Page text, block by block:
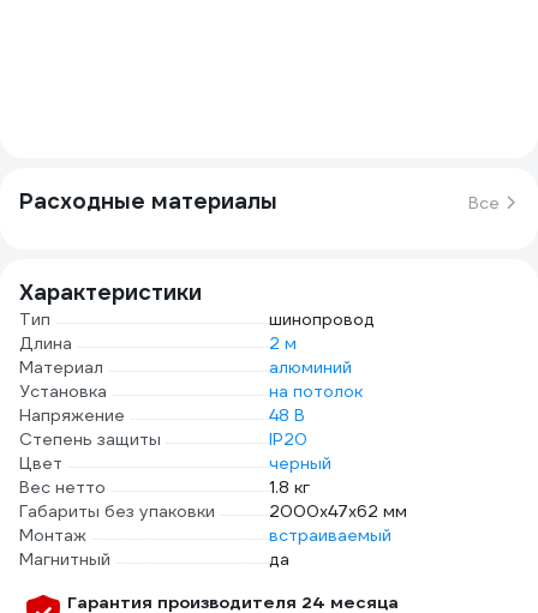
Расходные материалы Все
Характеристики
Тип
шинопровод
Длина
2 м
Материал
алюминий
Установка
на потолок
Напряжение
48 В
Степень защиты
IP20
Цвет
черный
Вес нетто
1.8 кг
Габариты без упаковки
2000х47х62 мм
Монтаж
встраиваемый
Магнитный
да
Гарантия производителя 24 месяца